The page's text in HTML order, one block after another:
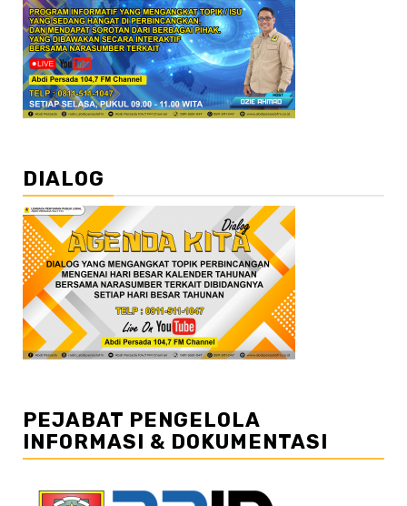
DIALOG
PEJABAT PENGELOLA
INFORMASI & DOKUMENTASI